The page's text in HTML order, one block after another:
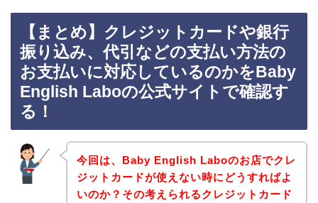
【まとめ】クレジットカードや銀行
振り込み、代引などの支払い方法の
お支払いに対応しているのかをBaby
English Laboの公式サイトで確認す
る！
今回は、Baby English Laboのお店でクレ
ジットカードが使えない時にどうすればよ
いのか？その考えられるクレジットカード